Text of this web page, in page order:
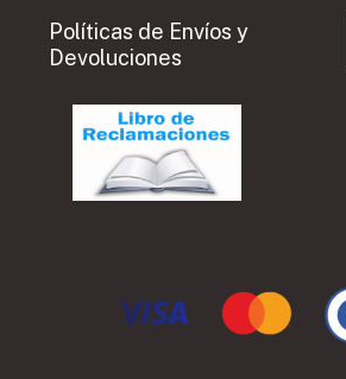
Políticas de Envíos y
Devoluciones